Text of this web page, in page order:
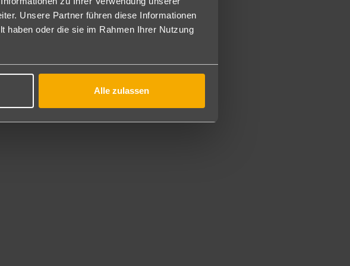
Unsere Partner führen diese Informationen
haben oder die sie im Rahmen Ihrer Nutzung
Alle zulassen
6:30-23 Uhr) mit folgenden Annehmlichkeiten:
(15-17 Uhr), Cocktailstunde (17:30-19 Uhr), alkoholfreie Getränke
und Zeitschriften, kostenloser Zugang zum zum Sportzentrum, zur
jedoch geräumiger (ca. 45 m²) und mit Schlafmöglichkeiten für 1-2 Kinder